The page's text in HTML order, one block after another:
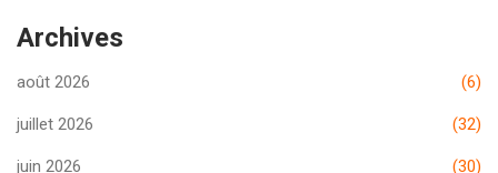
Archives
août 2026 (6)
juillet 2026 (32)
juin 2026 (30)